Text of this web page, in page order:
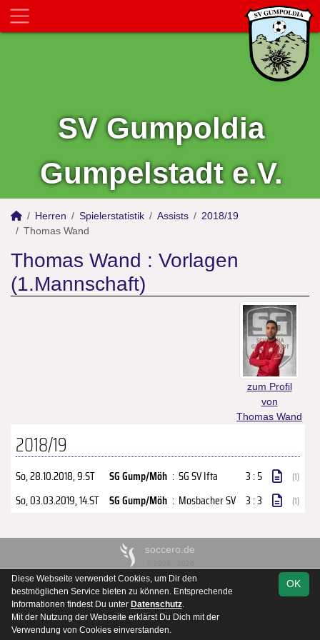
SV Gumpoldia
Gumpelstadt e.V.
Herren Spielerstatistik Assists
2018/19
Thomas Wand
Thomas Wand : Vorlagen
(1.Mannschaft)
zum Profil
von
Thomas Wand
2018/19
So, 28.10.2018, 9.ST SG Gump/Möh : SG SV Ifta 3 : 5 (1)
So, 03.03.2019, 14.ST SG Gump/Möh : Mosbacher SV 3 : 3 (1)
soccero.de
Kontakt Impressum Datenschutz OK
Diese Webseite verwendet Cookies, um Dir den
bestmöglichen Service bieten zu können. Entsprechende
Informationen findest Du unter Datenschutz.
Mit der Nutzung der Webseite erklärst Du Dich mit der
Verwendung von Cookies einverstanden.